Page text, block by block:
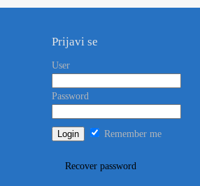
Prijavi se
User
Password
Remember me
Recover password